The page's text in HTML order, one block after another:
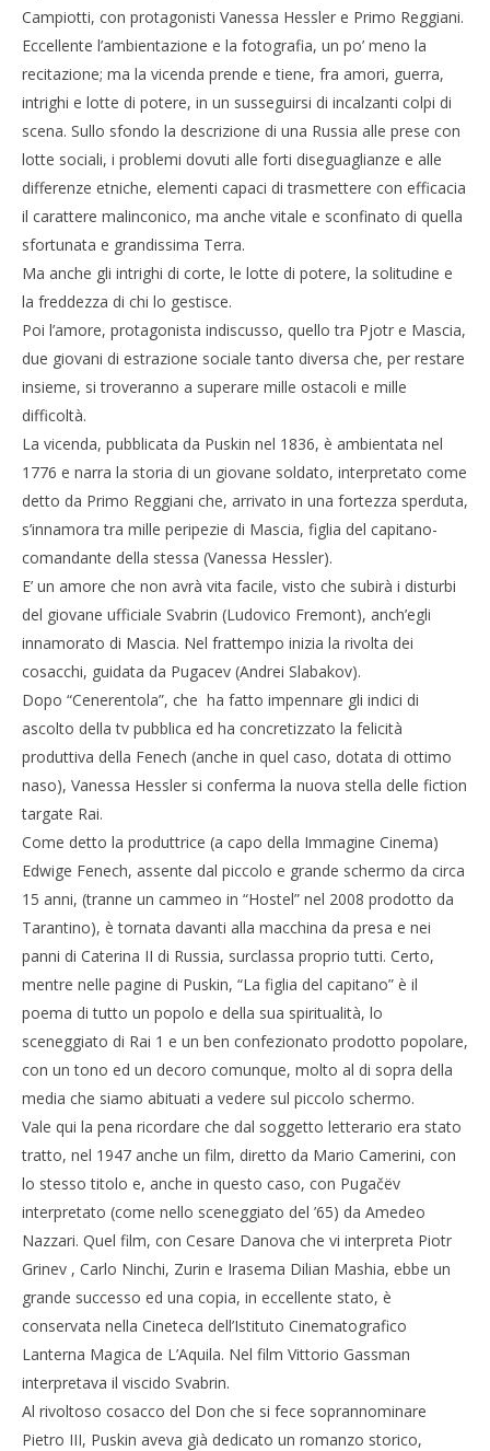
Campiotti, con protagonisti Vanessa Hessler e Primo Reggiani.
Eccellente l’ambientazione e la fotografia, un po’ meno la
recitazione; ma la vicenda prende e tiene, fra amori, guerra,
intrighi e lotte di potere, in un susseguirsi di incalzanti colpi di
scena. Sullo sfondo la descrizione di una Russia alle prese con
lotte sociali, i problemi dovuti alle forti diseguaglianze e alle
differenze etniche, elementi capaci di trasmettere con efficacia
il carattere malinconico, ma anche vitale e sconfinato di quella
sfortunata e grandissima Terra.
Ma anche gli intrighi di corte, le lotte di potere, la solitudine e
la freddezza di chi lo gestisce.
Poi l’amore, protagonista indiscusso, quello tra Pjotr e Mascia,
due giovani di estrazione sociale tanto diversa che, per restare
insieme, si troveranno a superare mille ostacoli e mille
difficoltà.
La vicenda, pubblicata da Puskin nel 1836, è ambientata nel
1776 e narra la storia di un giovane soldato, interpretato come
detto da Primo Reggiani che, arrivato in una fortezza sperduta,
s’innamora tra mille peripezie di Mascia, figlia del capitano-
comandante della stessa (Vanessa Hessler).
E’ un amore che non avrà vita facile, visto che subirà i disturbi
del giovane ufficiale Svabrin (Ludovico Fremont), anch’egli
innamorato di Mascia. Nel frattempo inizia la rivolta dei
cosacchi, guidata da Pugacev (Andrei Slabakov).
Dopo “Cenerentola”, che ha fatto impennare gli indici di
ascolto della tv pubblica ed ha concretizzato la felicità
produttiva della Fenech (anche in quel caso, dotata di ottimo
naso), Vanessa Hessler si conferma la nuova stella delle fiction
targate Rai.
Come detto la produttrice (a capo della Immagine Cinema)
Edwige Fenech, assente dal piccolo e grande schermo da circa
15 anni, (tranne un cammeo in “Hostel” nel 2008 prodotto da
Tarantino), è tornata davanti alla macchina da presa e nei
panni di Caterina II di Russia, surclassa proprio tutti. Certo,
mentre nelle pagine di Puskin, “La figlia del capitano” è il
poema di tutto un popolo e della sua spiritualità, lo
sceneggiato di Rai 1 e un ben confezionato prodotto popolare,
con un tono ed un decoro comunque, molto al di sopra della
media che siamo abituati a vedere sul piccolo schermo.
Vale qui la pena ricordare che dal soggetto letterario era stato
tratto, nel 1947 anche un film, diretto da Mario Camerini, con
lo stesso titolo e, anche in questo caso, con Pugačëv
interpretato (come nello sceneggiato del ’65) da Amedeo
Nazzari. Quel film, con Cesare Danova che vi interpreta Piotr
Grinev , Carlo Ninchi, Zurin e Irasema Dilian Mashia, ebbe un
grande successo ed una copia, in eccellente stato, è
conservata nella Cineteca dell’Istituto Cinematografico
Lanterna Magica de L’Aquila. Nel film Vittorio Gassman
interpretava il viscido Svabrin.
Al rivoltoso cosacco del Don che si fece soprannominare
Pietro III, Puskin aveva già dedicato un romanzo storico,